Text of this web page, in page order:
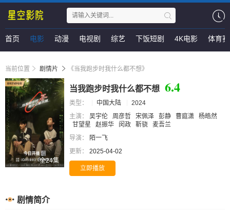
首页 电影 动漫 电视剧 综艺 下饭短剧 4K电影 体育
当前位置 剧情片 《当我跑步时我什么都不想》
全24集
当我跑步时我什么都不想 6.4
类型： 中国大陆
2024
主演：
吴宇伦 周彦哲 宋佩泽 彭静 曹庭潇
杨皓然
甘望星
赵振华 闵政 靳骁
麦吾兰
导演：
陌一飞
更新：
2025-04-02
立即播放
剧情简介